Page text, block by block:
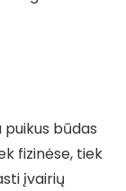
būdas
fizinėse, tiek
įvairių